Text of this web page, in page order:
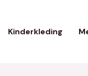
Kinderkleding